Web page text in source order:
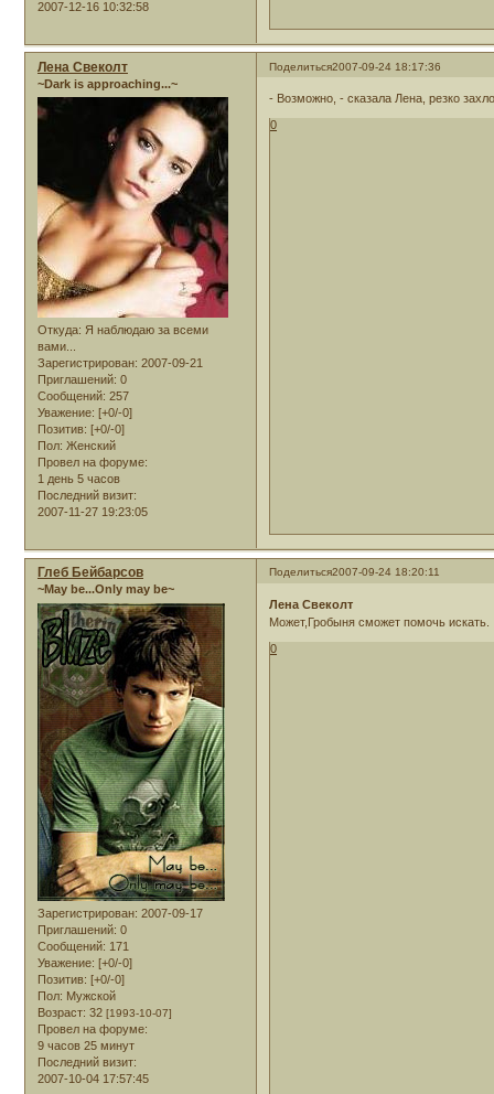
2007-12-16 10:32:58
Поделиться2007-09-24 18:17:36
Лена Свеколт
~Dark is approaching...~
Откуда: Я наблюдаю за всеми
вами...
Зарегистрирован: 2007-09-21
Приглашений: 0
Сообщений: 257
Уважение: [+0/-0]
Позитив: [+0/-0]
Пол: Женский
Провел на форуме:
1 день 5 часов
Последний визит:
2007-11-27 19:23:05
- Возможно, - сказала Лена, резко
0
Поделиться2007-09-24 18:20:11
Глеб Бейбарсов
~May be...Only may be~
Зарегистрирован: 2007-09-17
Приглашений: 0
Сообщений: 171
Уважение: [+0/-0]
Позитив: [+0/-0]
Пол: Мужской
Возраст: 32 [1993-10-07]
Провел на форуме:
9 часов 25 минут
Последний визит:
2007-10-04 17:57:45
Лена Свеколт
Может,Гробыня сможет помочь искать.
0